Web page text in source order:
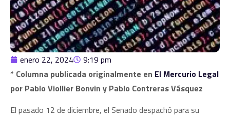
enero 22, 2024
9:19 pm
* Columna publicada originalmente en El Mercurio Legal
por Pablo Viollier Bonvin y Pablo Contreras Vásquez
El pasado 12 de diciembre, el Senado despachó para su